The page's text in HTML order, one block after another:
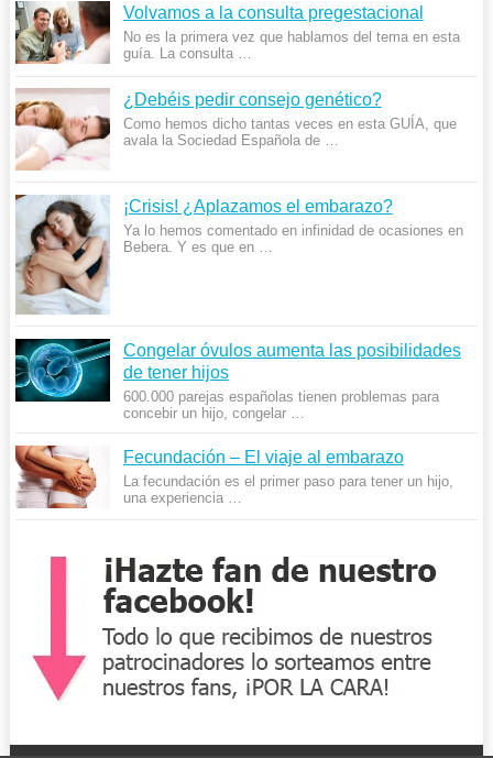
Volvamos a la consulta pregestacional
No es la primera vez que hablamos del tema en esta
guía. La consulta …
¿Debéis pedir consejo genético?
Como hemos dicho tantas veces en esta GUÍA, que
avala la Sociedad Española de …
¡Crisis! ¿Aplazamos el embarazo?
Ya lo hemos comentado en infinidad de ocasiones en
Bebera. Y es que en …
Congelar óvulos aumenta las posibilidades
de tener hijos
600.000 parejas españolas tienen problemas para
concebir un hijo, congelar …
Fecundación – El viaje al embarazo
La fecundación es el primer paso para tener un hijo,
una experiencia …